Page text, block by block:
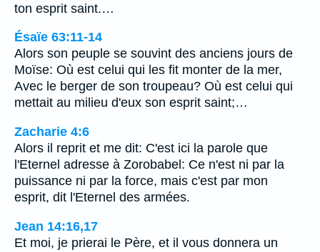
ton esprit saint.…
Ésaïe 63:11-14
Alors son peuple se souvint des anciens jours de
Moïse: Où est celui qui les fit monter de la mer,
Avec le berger de son troupeau? Où est celui qui
mettait au milieu d'eux son esprit saint;…
Zacharie 4:6
Alors il reprit et me dit: C'est ici la parole que
l'Eternel adresse à Zorobabel: Ce n'est ni par la
puissance ni par la force, mais c'est par mon
esprit, dit l'Eternel des armées.
Jean 14:16,17
Et moi, je prierai le Père, et il vous donnera un